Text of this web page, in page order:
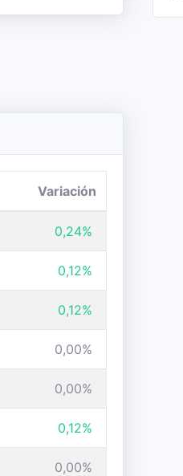
Variación
0,24%
0,12%
0,12%
0,00%
0,00%
0,12%
0,00%